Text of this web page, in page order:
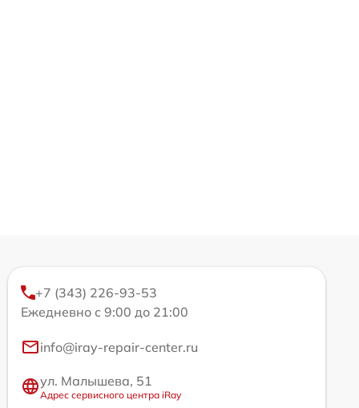
+7 (343) 226-93-53
Ежедневно с 9:00 до 21:00
info@iray-repair-center.ru
ул. Малышева, 51
Адрес сервисного центра iRay